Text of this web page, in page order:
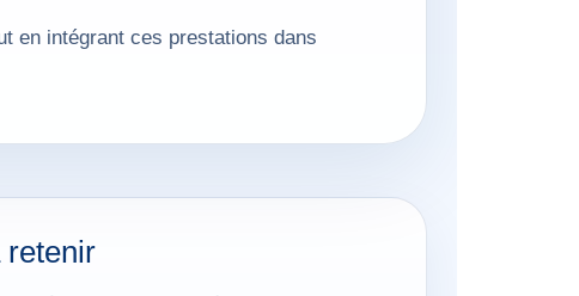
en intégrant ces prestations dans
retenir